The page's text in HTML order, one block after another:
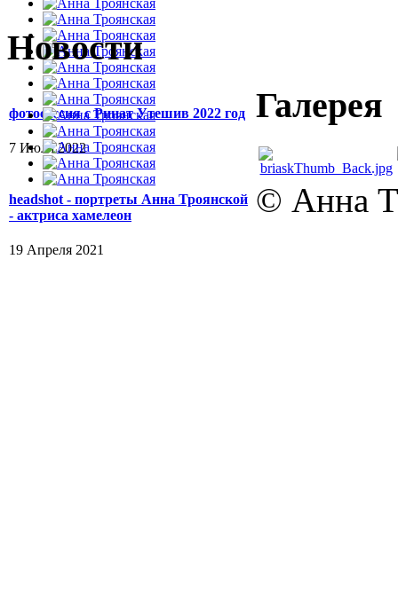
Новости
фотосессия с Ринат Утешив 2022 год
7 Июля 2022
headshot - портреты Анна Троянской
- актриса хамелеон
19 Апреля 2021
Галерея
© Анна